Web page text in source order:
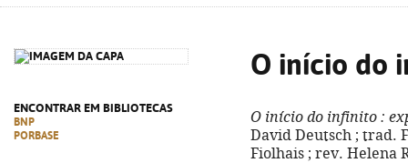
ENCONTRAR EM BIBLIOTECAS
BNP
PORBASE
O início do
O início do infinito :
David Deutsch ; trad.
Fiolhais ; rev. Helena